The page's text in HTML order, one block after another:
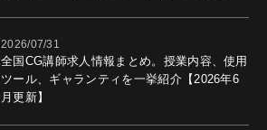
2026/07/31
全国CG講師求人情報まとめ。授業内容、使用
ツール、ギャランティを一挙紹介【2026年6
月更新】